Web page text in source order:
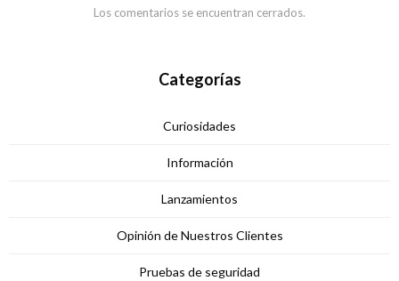
Los comentarios se encuentran cerrados.
Categorías
Curiosidades
Información
Lanzamientos
Opinión de Nuestros Clientes
Pruebas de seguridad